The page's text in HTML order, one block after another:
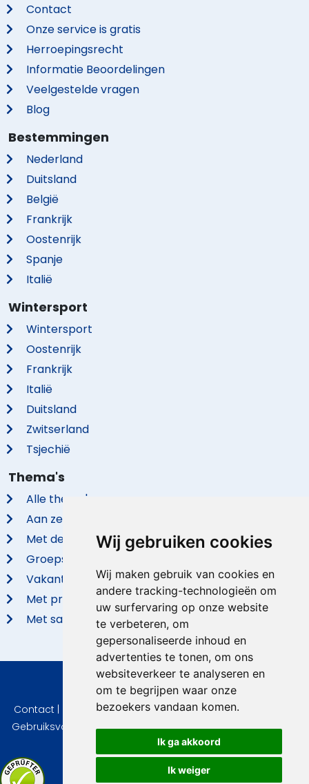
Wij gebruiken cookies
Wij maken gebruik van cookies en
andere tracking-technologieën om
uw surfervaring op onze website
te verbeteren, om
gepersonaliseerde inhoud en
advertenties te tonen, om ons
websiteverkeer te analyseren en
om te begrijpen waar onze
bezoekers vandaan komen.
Ik ga akkoord
Ik weiger
Contact
Onze service is gratis
Herroepingsrecht
Informatie Beoordelingen
Veelgestelde vragen
Blog
Bestemmingen
Nederland
Duitsland
België
Frankrijk
Oostenrijk
Spanje
Italië
Wintersport
Wintersport
Oostenrijk
Frankrijk
Italië
Duitsland
Zwitserland
Tsjechië
Thema's
Alle thema's
Aan zee
Met de hond
Groepsaccommodaties
Vakantieparken
Met privé zwembad
Met sauna
© 2026 VidaVilla.com
Contact | Privacy|Cookie instellingen|Herroepingsrecht
Gebruiksvoorwaarden|Imprint|Informatie Beoordelingen